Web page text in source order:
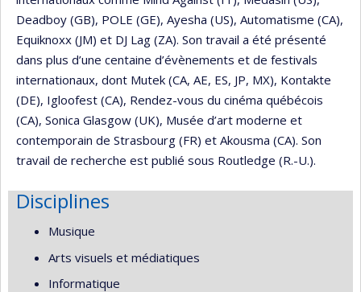
Deadboy (GB), POLE (GE), Ayesha (US), Automatisme (CA),
Equiknoxx (JM) et DJ Lag (ZA). Son travail a été présenté
dans plus d’une centaine d’évènements et de festivals
internationaux, dont Mutek (CA, AE, ES, JP, MX), Kontakte
(DE), Igloofest (CA), Rendez-vous du cinéma québécois
(CA), Sonica Glasgow (UK), Musée d’art moderne et
contemporain de Strasbourg (FR) et Akousma (CA). Son
travail de recherche est publié sous Routledge (R.-U.).
Disciplines
Musique
Arts visuels et médiatiques
Informatique